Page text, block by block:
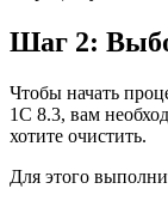
Шаг 2:
Чтобы начать
1С 8.3, вам
хотите очистить.
Для этого